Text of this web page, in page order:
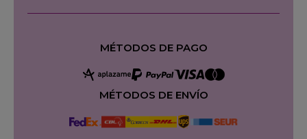
MÉTODOS DE PAGO
MÉTODOS DE ENVÍO